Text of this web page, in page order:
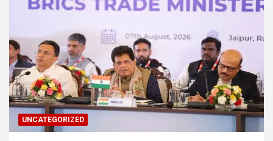
UNCATEGORIZED